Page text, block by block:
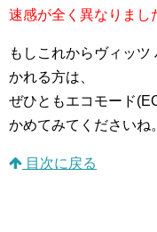
速感が全く異なりまし
もしこれからヴィッ
かれる方は、
ぜひともエコモード
かめてみてくださいね。
目次に戻る